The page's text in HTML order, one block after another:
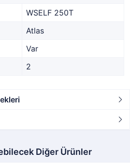
WSELF 250T
Atlas
Var
2
Diğer Ürünler